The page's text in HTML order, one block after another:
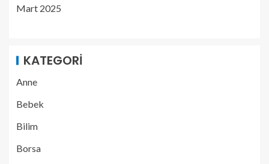
Mart 2025
KATEGORI
Anne
Bebek
Bilim
Borsa